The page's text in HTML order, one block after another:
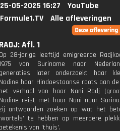
25-05-2025 16:27
YouTube
Formule1.TV
Alle afleveringen
RADJ: Afl. 1
Op 28-jarige leeftijd emigreerde
van Suriname naar
generaties later onderzoekt haar
Nadine haar Hindoestaanse roots aan
het verhaal van haar Nani Radj
Nadine reist met haar Nani naar
antwoorden zoeken op wat het
'wortels' te hebben op meerdere
betekenis van 'thuis'.